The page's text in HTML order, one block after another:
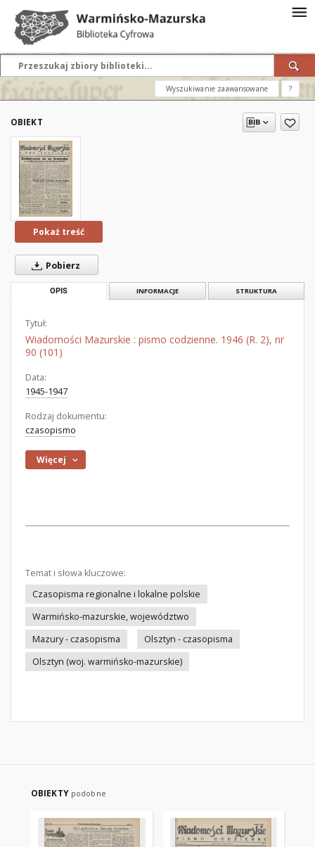
Wyszukiwanie zaawansowane ?
OBIEKT
Pokaż treść
Pobierz
OPIS INFORMACJE STRUKTURA
Tytuł:
Wiadomości Mazurskie : pismo codzienne. 1946 (R. 2), nr
90 (101)
Data:
1945-1947
Rodzaj dokumentu:
czasopismo
Więcej
Temat i słowa kluczowe:
Czasopisma regionalne i lokalne polskie
Warmińsko-mazurskie, województwo
Mazury - czasopisma
Olsztyn - czasopisma
Olsztyn (woj. warmińsko-mazurskie)
OBIEKTY podobne